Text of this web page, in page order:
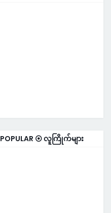
POPULAR ⦿ လူကြိုက်များ